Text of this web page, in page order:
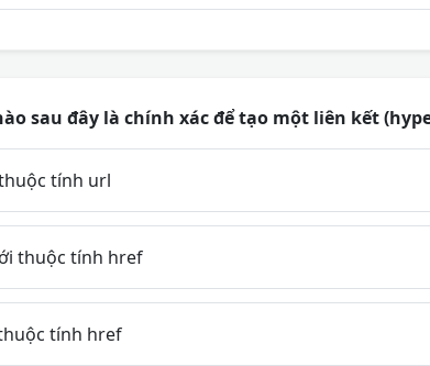
sau đây là chính xác để tạo một liên kết
tính url
thuộc tính href
tính href